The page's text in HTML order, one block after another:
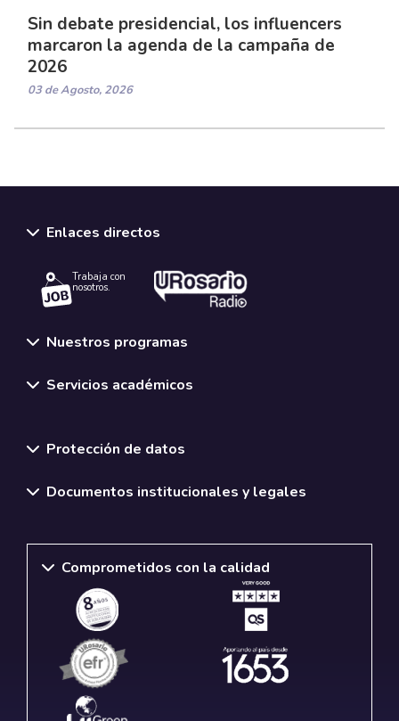
Sin debate presidencial, los influencers
marcaron la agenda de la campaña de
2026
03 de Agosto, 2026
Enlaces directos
Trabaja con
nosotros.
Nuestros programas
Servicios académicos
Protección de datos
Documentos institucionales y legales
Comprometidos con la calidad